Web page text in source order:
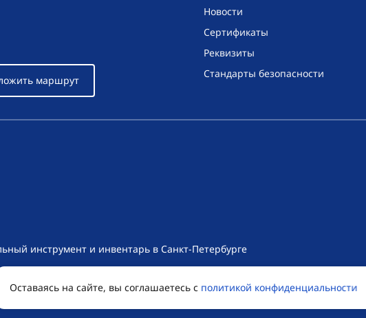
Новости
Сертификаты
Реквизиты
Стандарты безопасности
маршрут
инструмент и инвентарь в Санкт-Петербурге
сайт носит исключительно информационный характер и ни при
кодекса Российской Федерации. Для получения подробной
Оставаясь на сайте, вы соглашаетесь с политикой конфиденциальности